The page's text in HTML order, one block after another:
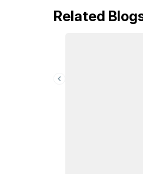
Related